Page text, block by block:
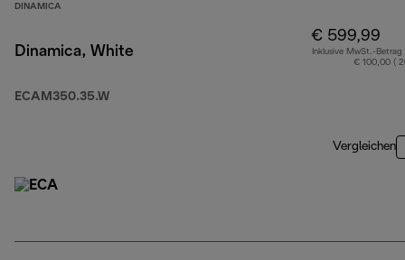
DINAMICA
Dinamica, White
ECAM350.35.W
€ 599,99
Inklusive MwSt.-Betrag
€ 100,00 (
Vergleichen